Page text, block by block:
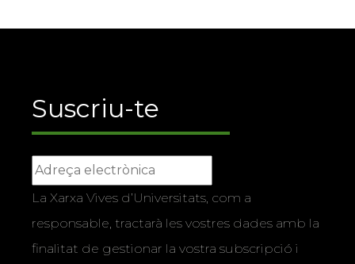
Suscriu-te
La Xarxa Vives d’Universitats, com a
responsable, tractarà les vostres dades amb la
finalitat de gestionar la vostra subscripció i